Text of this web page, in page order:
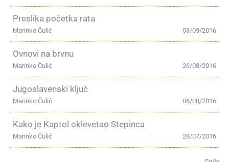
Preslika početka rata
03/09/2016
Marinko Čulić
Ovnovi na brvnu
26/08/2016
Marinko Čulić
Jugoslavenski ključ
06/08/2016
Marinko Čulić
Kako je Kaptol oklevetao Stepinca
28/07/2016
Marinko Čulić